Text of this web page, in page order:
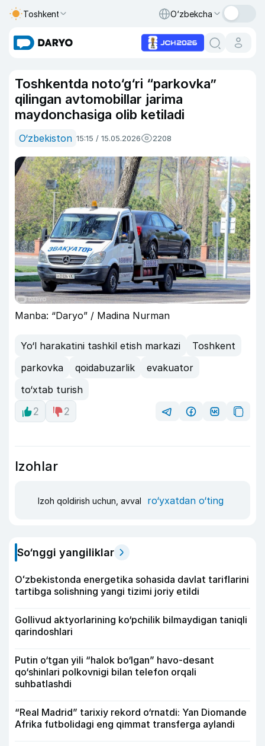
Toshkent O‘zbekcha
Toshkentda noto‘g‘ri “parkovka”
qilingan avtomobillar jarima
maydonchasiga olib ketiladi
O‘zbekiston 15:15 / 15.05.2026 2208
Manba: “Daryo” / Madina Nurman
Yo‘l harakatini tashkil etish markazi
Toshkent
parkovka
qoidabuzarlik
evakuator
to‘xtab turish
2
2
Izohlar
Izoh qoldirish uchun, avval ro‘yxatdan o‘ting
So‘nggi yangiliklar
Oʻzbekistonda energetika sohasida davlat tariflarini
tartibga solishning yangi tizimi joriy etildi
Gollivud aktyorlarining ko‘pchilik bilmaydigan taniqli
qarindoshlari
Putin o‘tgan yili “halok bo‘lgan” havo-desant
qo‘shinlari polkovnigi bilan telefon orqali
suhbatlashdi
“Real Madrid” tarixiy rekord o‘rnatdi: Yan Diomande
Afrika futbolidagi eng qimmat transferga aylandi